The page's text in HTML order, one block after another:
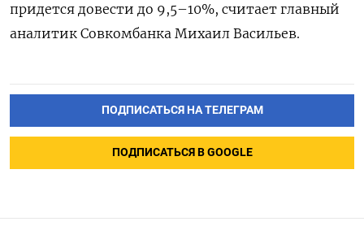
придется довести до 9,5–10%, считает главный
аналитик Совкомбанка Михаил Васильев.
ПОДПИСАТЬСЯ НА ТЕЛЕГРАМ
ПОДПИСАТЬСЯ В GOOGLE